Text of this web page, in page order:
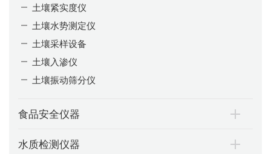
土壤紧实度仪
土壤水势测定仪
土壤采样设备
土壤入渗仪
土壤振动筛分仪
食品安全仪器
水质检测仪器